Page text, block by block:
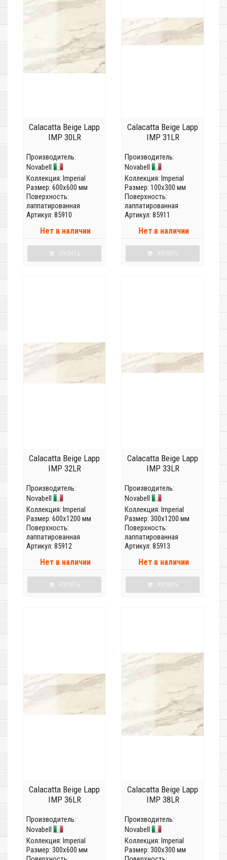
Calacatta Beige Lapp
IMP 30LR
Производитель:
Novabell
Коллекция: Imperial
Размер: 600x600 мм
Поверхность:
лаппатированная
Артикул: 85910
Нет в наличии
КУПИТЬ
Calacatta Beige Lapp
IMP 31LR
Производитель:
Novabell
Коллекция: Imperial
Размер: 100x300 мм
Поверхность:
лаппатированная
Артикул: 85911
Нет в наличии
КУПИТЬ
Calacatta Beige Lapp
IMP 32LR
Производитель:
Novabell
Коллекция: Imperial
Размер: 600x1200 мм
Поверхность:
лаппатированная
Артикул: 85912
Нет в наличии
КУПИТЬ
Calacatta Beige Lapp
IMP 33LR
Производитель:
Novabell
Коллекция: Imperial
Размер: 300x1200 мм
Поверхность:
лаппатированная
Артикул: 85913
Нет в наличии
КУПИТЬ
Calacatta Beige Lapp
IMP 36LR
Производитель:
Novabell
Коллекция: Imperial
Размер: 300x600 мм
Calacatta Beige Lapp
IMP 38LR
Производитель:
Novabell
Коллекция: Imperial
Размер: 300x300 мм